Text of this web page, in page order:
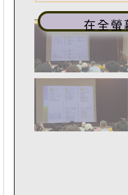
在全螢